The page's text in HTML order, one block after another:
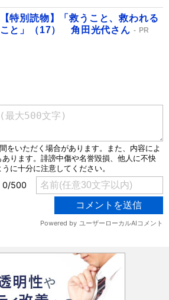
【特別読物】「救うこと、救われる
こと」（17） 角田光代さん
PR